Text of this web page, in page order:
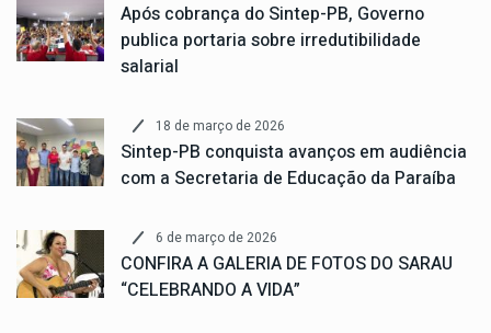
Após cobrança do Sintep-PB, Governo
publica portaria sobre irredutibilidade
salarial
18 de março de 2026
Sintep-PB conquista avanços em audiência
com a Secretaria de Educação da Paraíba
6 de março de 2026
CONFIRA A GALERIA DE FOTOS DO SARAU
“CELEBRANDO A VIDA”